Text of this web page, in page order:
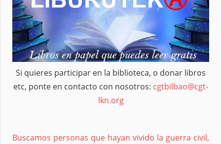
Si quieres participar en la biblioteca, o donar libros
etc, ponte en contacto con nosotros: cgtbilbao@cgt-
lkn.org
Buscamos personas que hayan vivido la guerra civil,